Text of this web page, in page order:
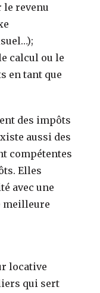
revenu
calcul ou le
en tant que
des impôts
aussi des
compétentes
Elles
avec une
meilleure
locative
qui sert